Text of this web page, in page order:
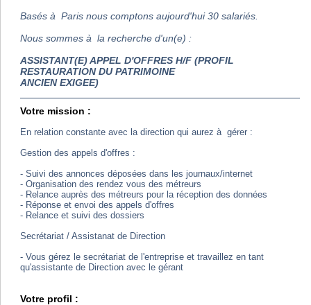
Basés à Paris nous comptons aujourd'hui 30 salariés.
Nous sommes à la recherche d'un(e) :
ASSISTANT(E) APPEL D'OFFRES H/F (PROFIL
RESTAURATION DU PATRIMOINE
ANCIEN EXIGEE)
Votre mission :
En relation constante avec la direction qui aurez à gérer :
Gestion des appels d'offres :
- Suivi des annonces déposées dans les journaux/internet
- Organisation des rendez vous des métreurs
- Relance auprès des métreurs pour la réception des données
- Réponse et envoi des appels d'offres
- Relance et suivi des dossiers
Secrétariat / Assistanat de Direction
- Vous gérez le secrétariat de l'entreprise et travaillez en tant
qu'assistante de Direction avec le gérant
Votre profil :